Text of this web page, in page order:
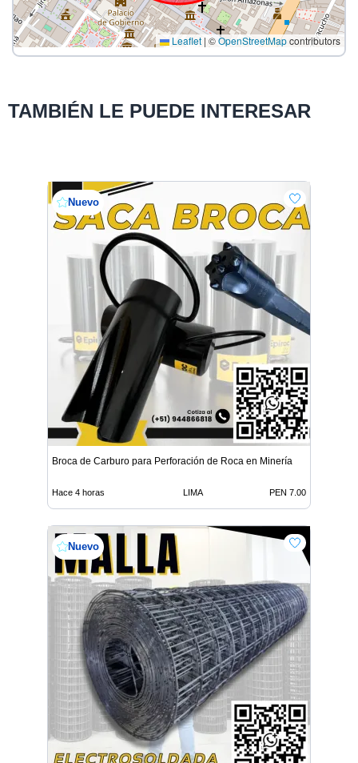
Leaflet | ©OpenStreetMapcontributors
TAMBIÉN LE PUEDE INTERESAR
Nuevo
Broca de Carburo para Perforación de Roca en Minería
Hace 4 horas LIMA PEN 7.00
Nuevo